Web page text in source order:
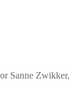
Sanne